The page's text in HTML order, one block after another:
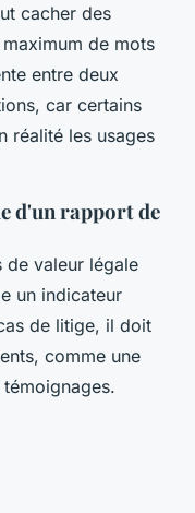
cacher des
de mots
entre deux
car certains
réalité les usages
d'un rapport de
de valeur légale
un indicateur
de litige, il doit
comme une